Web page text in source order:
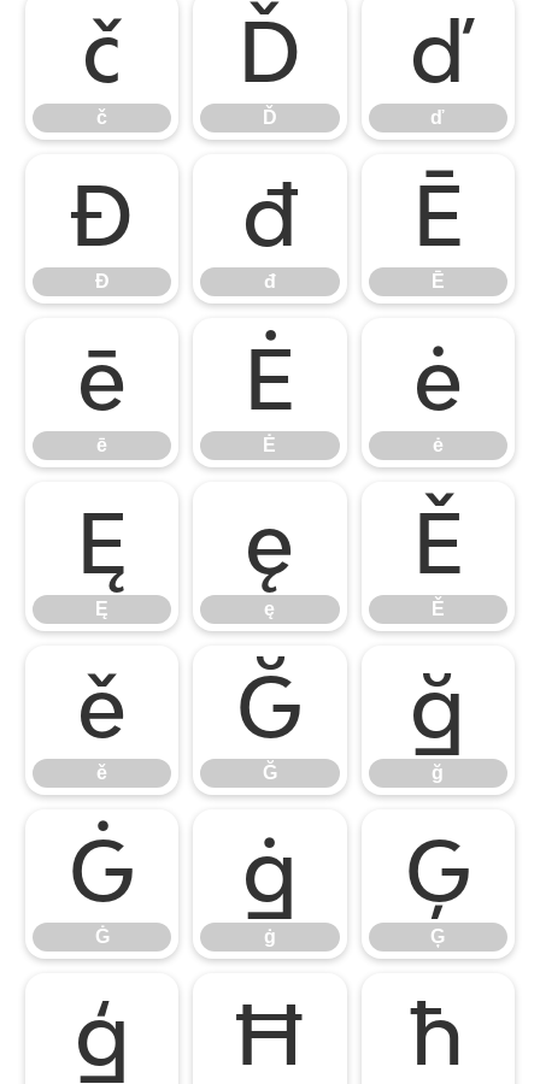
č
č
Ď
Ď
ď
ď
Đ
Đ
đ
đ
Ē
Ē
ē
ē
Ė
Ė
ė
ė
Ę
Ę
ę
ę
Ě
Ě
ě
ě
Ğ
Ğ
ğ
ğ
Ġ
Ġ
ġ
ġ
Ģ
Ģ
ģ Ħ ħ